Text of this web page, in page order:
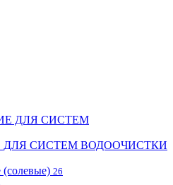
СИСТЕМ ВОДООЧИСТКИ
(солевые) 26